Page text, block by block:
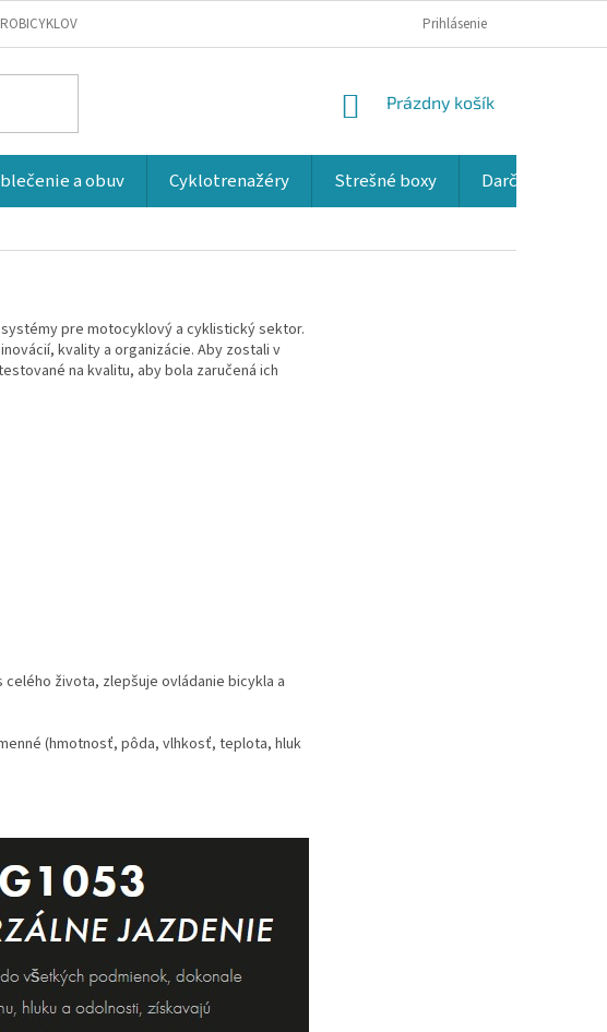
Prihlásenie
NÁKUPNÝ
Prázdny košík
a obuv Cyklotrenažéry Strešné boxy Darčekové
pre motocyklový a cyklistický sektor.
kvality a organizácie. Aby zostali v
na kvalitu, aby bola zaručená ich
života, zlepšuje ovládanie bicykla a
(hmotnosť, pôda, vlhkosť, teplota, hluk